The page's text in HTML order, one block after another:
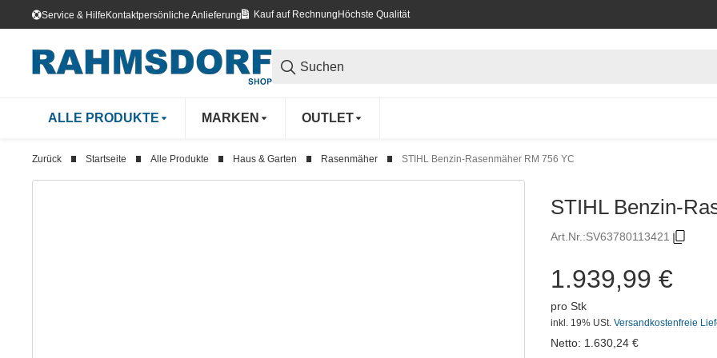
Service & HilfeKontaktpersönliche Anlieferung Kauf auf Rechnung Höchste Qualität
ALLE PRODUKTE MARKEN OUTLET
Zurück Startseite Alle Produkte Haus & Garten Rasenmäher STIHL Benzin-Rasenmäher RM 756 YC
STIHL Benzin-
Art.Nr.:SV63780113421
1.939,99 €
pro Stk
inkl. 19% USt. Versandkostenfreie
Netto: 1.630,24 €